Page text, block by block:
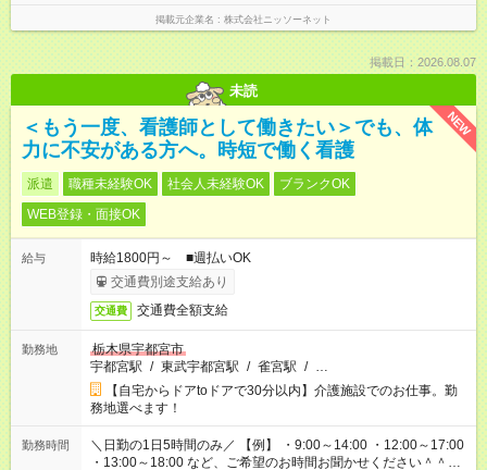
掲載元企業名 株式会社ニッソーネット
掲載日：2026.08.07
未読
NEW
＜もう一度、看護師として働きたい＞でも、体
力に不安がある方へ。時短で働く看護
派遣 職種未経験OK 社会人未経験OK
ブランクOK
WEB登録・面接OK
給与
時給1800円～ ■週払いOK
交通費別途支給あり
交通費 交通費全額支給
勤務地
栃木県宇都宮市
宇都宮駅 / 東武宇都宮駅 / 雀宮駅 / …
【自宅からドアtoドアで30分以内】介護施設でのお仕事。勤
務地選べます！
勤務時間
＼日勤の1日5時間のみ／ 【例】 ・9:00～14:00 ・12:00～17:00
・13:00～18:00 など、ご希望のお時間お聞かせください＾＾